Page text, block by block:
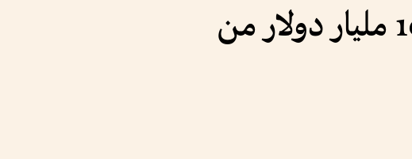
العملات المشفرة تتراجع بخسارة أسبوعية 100 مليار دولار من